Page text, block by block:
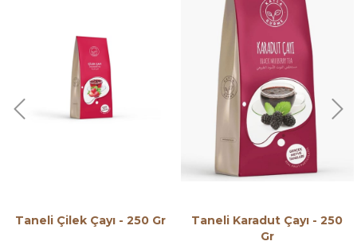
Taneli Çilek Çayı - 250 Gr
Taneli Karadut Çayı - 250
Gr